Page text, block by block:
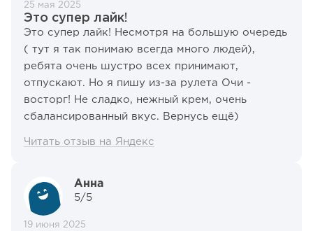
25 мая 2025
Это супер лайк!
Это супер лайк! Несмотря на большую очередь
( тут я так понимаю всегда много людей),
ребята очень шустро всех принимают,
отпускают. Но я пишу из-за рулета Очи -
восторг! Не сладко, нежный крем, очень
сбалансированный вкус. Вернусь ещё)
Читать отзыв на Яндекс
Анна
5/5
19 июня 2025